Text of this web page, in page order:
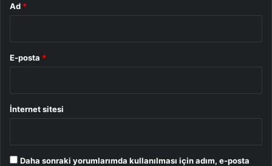
Ad *
E-posta *
İnternet sitesi
Daha sonraki yorumlarımda kullanılması için adım, e-posta